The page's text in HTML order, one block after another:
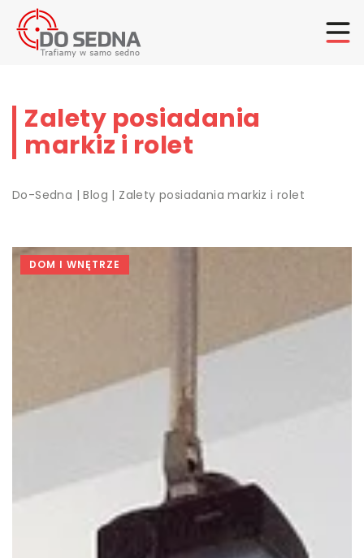
Zalety posiadania
markiz i rolet
Do-Sedna |Blog | Zalety posiadania markiz i rolet
DOM I WNĘTRZE